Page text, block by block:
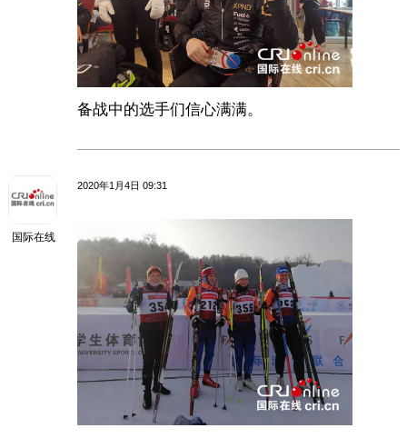
备战中的选手们信心满满。
国际在线
2020年1月4日 09:31